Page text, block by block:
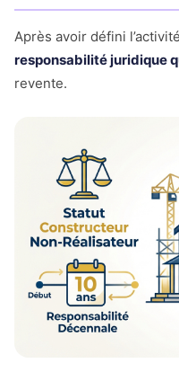
Après avoir défini
responsabilité juridique
revente.